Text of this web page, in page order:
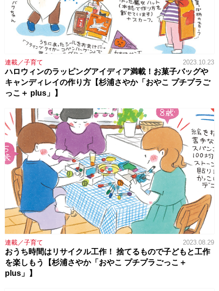
連載／子育て 2023.10.23
ハロウィンのラッピングアイディア満載！お菓子バッグや
キャンディレイの作り方【杉浦さやか「おやこ プチプラご
っこ＋ plus」】
連載／子育て 2023.08.29
おうち時間はリサイクル工作！ 捨てるもので子どもと工作
を楽しもう【杉浦さやか「おやこ プチプラごっこ＋
plus」】